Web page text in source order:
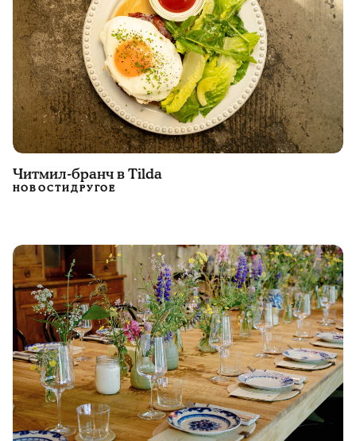
Читмил-бранч в Tilda
НОВОСТИДРУГОЕ